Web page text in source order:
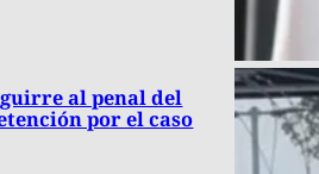
al penal del
por el caso